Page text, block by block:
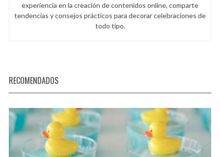
experiencia en la creación de contenidos online, comparte
tendencias y consejos prácticos para decorar celebraciones de
todo tipo.
RECOMENDADOS